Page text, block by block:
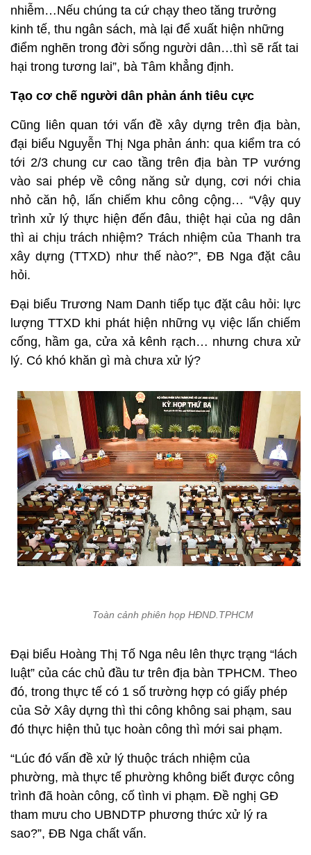
nhiễm…Nếu chúng ta cứ chạy theo tăng trưởng
kinh tế, thu ngân sách, mà lại để xuất hiện những
điểm nghẽn trong đời sống người dân…thì sẽ rất tai
hại trong tương lai”, bà Tâm khẳng định.
Tạo cơ chế người dân phản ánh tiêu cực
Cũng liên quan tới vấn đề xây dựng trên địa bàn,
đại biểu Nguyễn Thị Nga phản ánh: qua kiểm tra có
tới 2/3 chung cư cao tầng trên địa bàn TP vướng
vào sai phép về công năng sử dụng, cơi nới chia
nhỏ căn hộ, lấn chiếm khu công cộng… “Vậy quy
trình xử lý thực hiện đến đâu, thiệt hại của ng dân
thì ai chịu trách nhiệm? Trách nhiệm của Thanh tra
xây dựng (TTXD) như thế nào?”, ĐB Nga đặt câu
hỏi.
Đại biểu Trương Nam Danh tiếp tục đặt câu hỏi: lực
lượng TTXD khi phát hiện những vụ việc lấn chiếm
cống, hầm ga, cửa xả kênh rạch… nhưng chưa xử
lý. Có khó khăn gì mà chưa xử lý?
Toàn cảnh phiên họp HĐND.TPHCM
Đại biểu Hoàng Thị Tố Nga nêu lên thực trạng “lách
luật” của các chủ đầu tư trên địa bàn TPHCM. Theo
đó, trong thực tế có 1 số trường hợp có giấy phép
của Sở Xây dựng thì thi công không sai phạm, sau
đó thực hiện thủ tục hoàn công thì mới sai phạm.
“Lúc đó vấn đề xử lý thuộc trách nhiệm của
phường, mà thực tế phường không biết được công
trình đã hoàn công, cố tình vi phạm. Đề nghị GĐ
tham mưu cho UBNDTP phương thức xử lý ra
sao?”, ĐB Nga chất vấn.